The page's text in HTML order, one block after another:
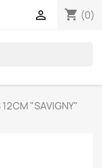
shopping_cart (0)

12CM "SAVIGNY"